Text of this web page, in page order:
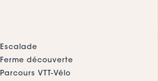
Escalade
Ferme découverte
Parcours VTT-Vélo